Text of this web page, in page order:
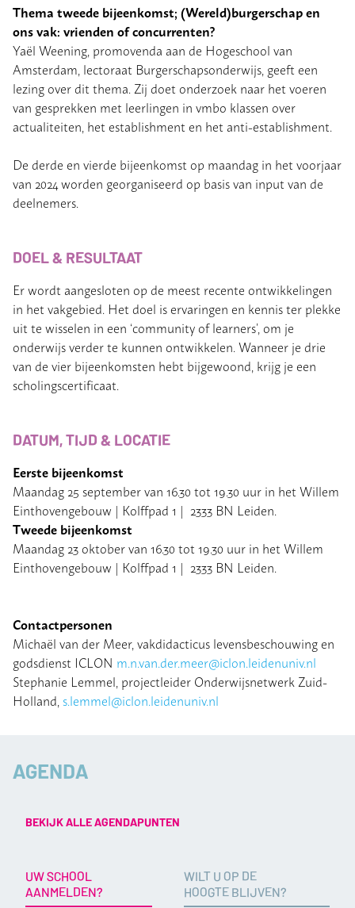
Thema tweede bijeenkomst; (Wereld)burgerschap en
ons vak: vrienden of concurrenten?
Yaël Weening, promovenda aan de Hogeschool van
Amsterdam, lectoraat Burgerschapsonderwijs, geeft een
lezing over dit thema. Zij doet onderzoek naar het voeren
van gesprekken met leerlingen in vmbo klassen over
actualiteiten, het establishment en het anti-establishment.
De derde en vierde bijeenkomst op maandag in het voorjaar
van 2024 worden georganiseerd op basis van input van de
deelnemers.
DOEL & RESULTAAT
Er wordt aangesloten op de meest recente ontwikkelingen
in het vakgebied. Het doel is ervaringen en kennis ter plekke
uit te wisselen in een ‘community of learners’, om je
onderwijs verder te kunnen ontwikkelen. Wanneer je drie
van de vier bijeenkomsten hebt bijgewoond, krijg je een
scholingscertificaat.
DATUM, TIJD & LOCATIE
Eerste bijeenkomst
Maandag 25 september van 16.30 tot 19.30 uur in het Willem
Einthovengebouw | Kolffpad 1 | 2333 BN Leiden.
Tweede bijeenkomst
Maandag 23 oktober van 16.30 tot 19.30 uur in het Willem
Einthovengebouw | Kolffpad 1 | 2333 BN Leiden.
Contactpersonen
Michaël van der Meer, vakdidacticus levensbeschouwing en
godsdienst ICLON m.n.van.der.meer@iclon.leidenuniv.nl
Stephanie Lemmel, projectleider Onderwijsnetwerk Zuid-
Holland, s.lemmel@iclon.leidenuniv.nl
AGENDA
BEKIJK ALLE AGENDAPUNTEN
UW SCHOOL
AANMELDEN?
WILT U OP DE
HOOGTE BLIJVEN?